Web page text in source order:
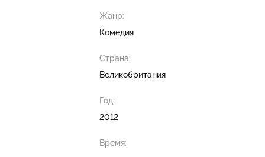
Жанр:
Комедия
Страна:
Великобритания
Год:
2012
Время: